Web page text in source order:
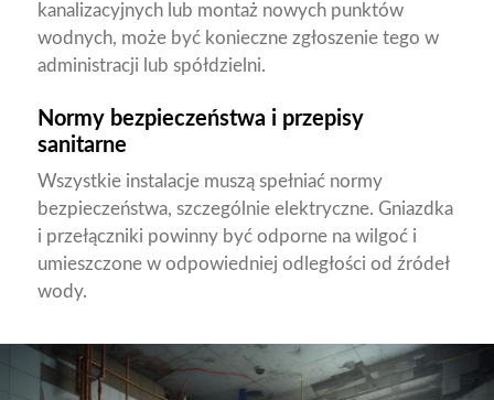
kanalizacyjnych lub montaż nowych punktów
wodnych, może być konieczne zgłoszenie tego w
administracji lub spółdzielni.
Normy bezpieczeństwa i przepisy
sanitarne
Wszystkie instalacje muszą spełniać normy
bezpieczeństwa, szczególnie elektryczne. Gniazdka
i przełączniki powinny być odporne na wilgoć i
umieszczone w odpowiedniej odległości od źródeł
wody.